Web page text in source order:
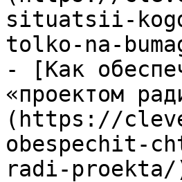
situatsii-
tolko-na-
- [Как
«проектом
(https://
obespechit-
radi-proekta/